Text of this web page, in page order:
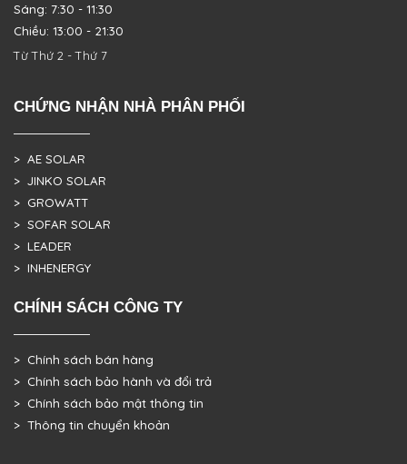
Sáng: 7:30 - 11:30
Chiều: 13:00 - 21:30
Từ Thứ 2 - Thứ 7
CHỨNG NHẬN NHÀ PHÂN PHỐI
> AE SOLAR
> JINKO SOLAR
> GROWATT
> SOFAR SOLAR
> LEADER
> INHENERGY
CHÍNH SÁCH CÔNG TY
> Chính sách bán hàng
> Chính sách bảo hành và đổi trả
> Chính sách bảo mật thông tin
> Thông tin chuyển khoản